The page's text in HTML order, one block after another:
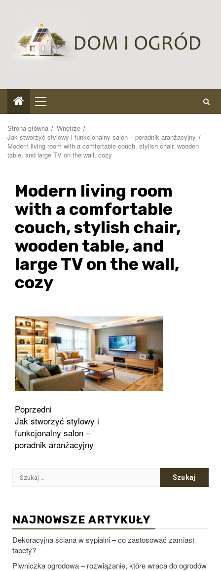
Menu
główne
Strona główna
Wnętrze
Jak stworzyć stylowy i funkcjonalny salon – poradnik aranżacyjny
Modern living room with a comfortable couch, stylish chair, wooden
table, and large TV on the wall, cozy
Modern living room
with a comfortable
couch, stylish chair,
wooden table, and
large TV on the wall,
cozy
Zobacz
wpisy
Poprzedni
Jak stworzyć stylowy i
funkcjonalny salon –
poradnik aranżacyjny
Szukaj:
NAJNOWSZE ARTYKUŁY
Dekoracyjna ściana w sypialni – co zastosować zamiast
tapety?
Piwniczka ogrodowa – rozwiązanie, które wraca do ogrodów